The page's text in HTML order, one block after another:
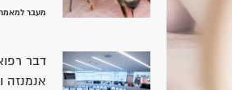
מעבר
דבר
אנמנזה